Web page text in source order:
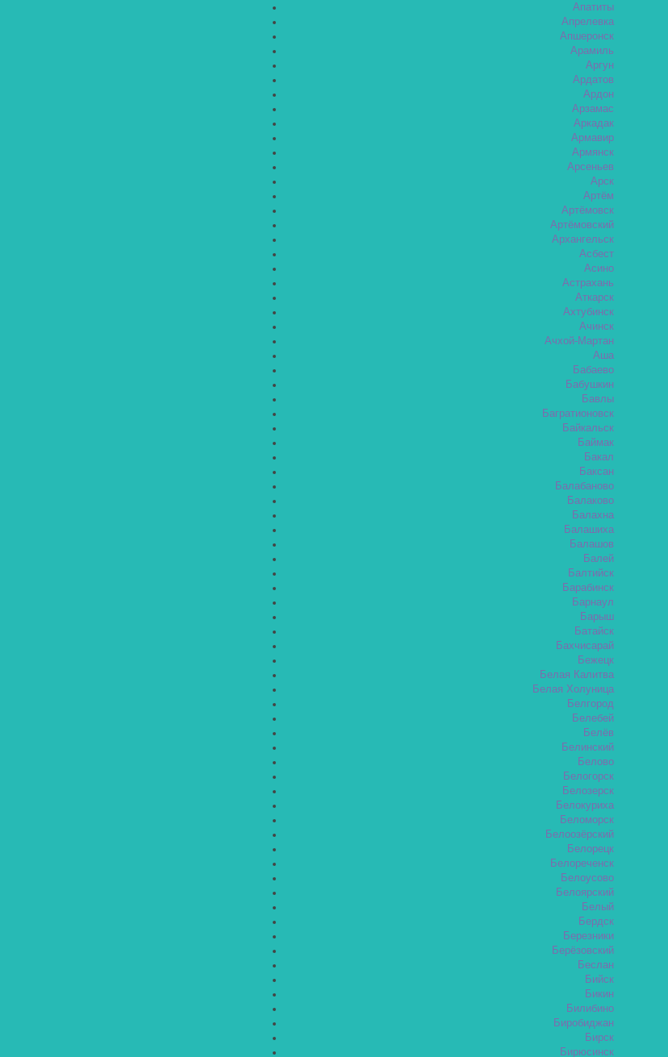
Апатиты
Апрелевка
Апшеронск
Арамиль
Аргун
Ардатов
Ардон
Арзамас
Аркадак
Армавир
Армянск
Арсеньев
Арск
Артём
Артёмовск
Артёмовский
Архангельск
Асбест
Асино
Астрахань
Аткарск
Ахтубинск
Ачинск
Ачхой-Мартан
Аша
Бабаево
Бабушкин
Бавлы
Багратионовск
Байкальск
Баймак
Бакал
Баксан
Балабаново
Балаково
Балахна
Балашиха
Балашов
Балей
Балтийск
Барабинск
Барнаул
Барыш
Батайск
Бахчисарай
Бежецк
Белая Калитва
Белая Холуница
Белгород
Белебей
Белёв
Белинский
Белово
Белогорск
Белозерск
Белокуриха
Беломорск
Белоозёрский
Белорецк
Белореченск
Белоусово
Белоярский
Белый
Бердск
Березники
Берёзовский
Беслан
Бийск
Бикин
Билибино
Биробиджан
Бирск
Бирюсинск